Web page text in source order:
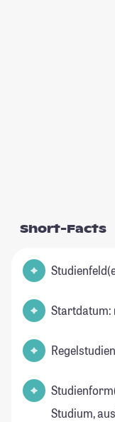
Short-Facts
Startdatum:
Studium,